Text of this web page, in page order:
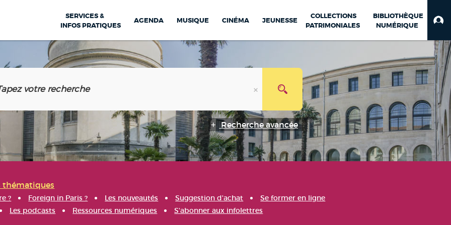
SERVICES &
INFOS PRATIQUES
AGENDA MUSIQUE CINÉMA JEUNESSE
COLLECTIONS
PATRIMONIALES
BIBLIOTHÈQUE
NUMÉRIQUE
Recherche avancée
thématiques
? Foreign in Paris ? Les nouveautés Suggestion d'achat
Se former en ligne
Les podcasts Ressources numériques S'abonner aux infolettres